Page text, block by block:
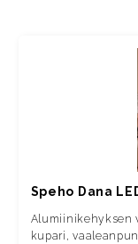
Speho Dana
Alumiinikehyksen
kupari,